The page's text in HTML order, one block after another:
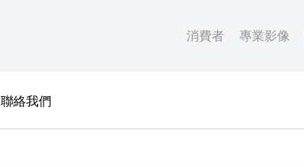
消費者 專業影像
聯絡我們